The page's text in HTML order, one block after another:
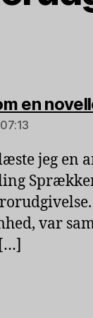
en
jeg en
var